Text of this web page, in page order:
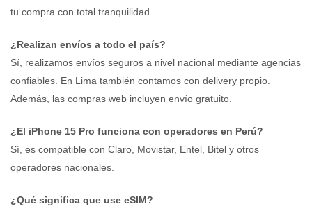
tu compra con total tranquilidad.
¿Realizan envíos a todo el país?
Sí, realizamos envíos seguros a nivel nacional mediante agencias
confiables. En Lima también contamos con delivery propio.
Además, las compras web incluyen envío gratuito.
¿El iPhone 15 Pro funciona con operadores en Perú?
Sí, es compatible con Claro, Movistar, Entel, Bitel y otros
operadores nacionales.
¿Qué significa que use eSIM?